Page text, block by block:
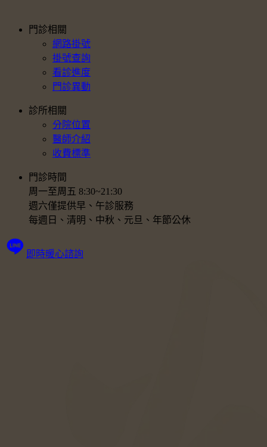
門診相關
網路掛號
掛號查詢
看診進度
門診異動
診所相關
分院位置
醫師介紹
收費標準
門診時間
周一至周五 8:30~21:30
週六僅提供早、午診服務
每週日、清明、中秋、元旦、年節公休
即時暖心諮詢